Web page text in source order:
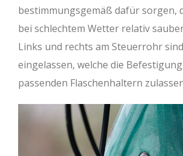
bestimmungsgemäß dafür sorgen,
bei schlechtem Wetter relativ
Links und rechts am Steuerrohr
eingelassen, welche die
passenden Flaschenhaltern